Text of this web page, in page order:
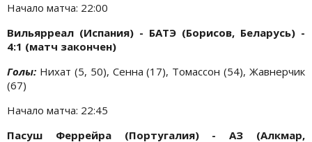
Начало матча: 22:00
Вильярреал (Испания) - БАТЭ (Борисов, Беларусь) -
4:1 (матч закончен)
Голы: Нихат (5, 50), Сенна (17), Томассон (54), Жавнерчик
(67)
Начало матча: 22:45
Пасуш Феррейра (Португалия) - АЗ (Алкмар,